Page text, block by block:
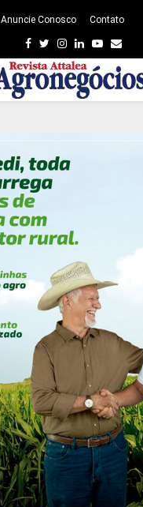
Anuncie Conosco Contato
Facebook
TwitterInstagram
LinkedinYoutube
Email